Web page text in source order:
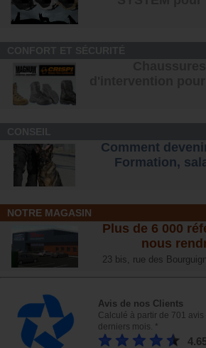
Comment
Formation,
NOTRE MAGASIN
Plus de 6 000
nous
23 bis, rue des
Avis de nos Clients
Calculé à partir de 701
derniers mois. *